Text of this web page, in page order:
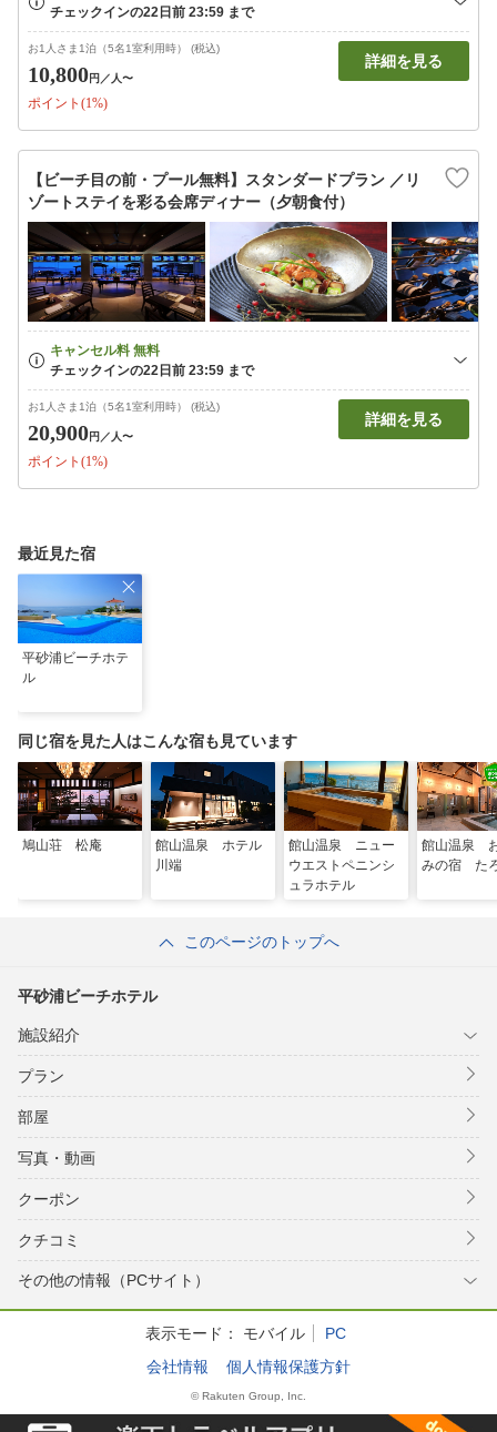
お1人さま1泊（5名1室利用時） (税込)
10,800円 ／人〜
ポイント(1%)
詳細を見る
【ビーチ目の前・プール無料】スタンダードプラン ／リ
ゾートステイを彩る会席ディナー（夕朝食付）
お1人さま1泊（5名1室利用時） (税込)
20,900円 ／人〜
ポイント(1%)
詳細を見る
最近見た宿
平砂浦ビーチホテ
ル
同じ宿を見た人はこんな宿も見ています
鳩山荘 松庵
館山温泉 ホテル
川端
館山温泉 ニュー
ウエストペニンシ
ュラホテル
館山温泉
みの宿 た
このページのトップへ
平砂浦ビーチホテル
施設紹介
プラン
部屋
写真・動画
クーポン
クチコミ
その他の情報（PCサイト）
表示モード： モバイル
PC
会社情報
個人情報保護方針
© Rakuten Group, Inc.